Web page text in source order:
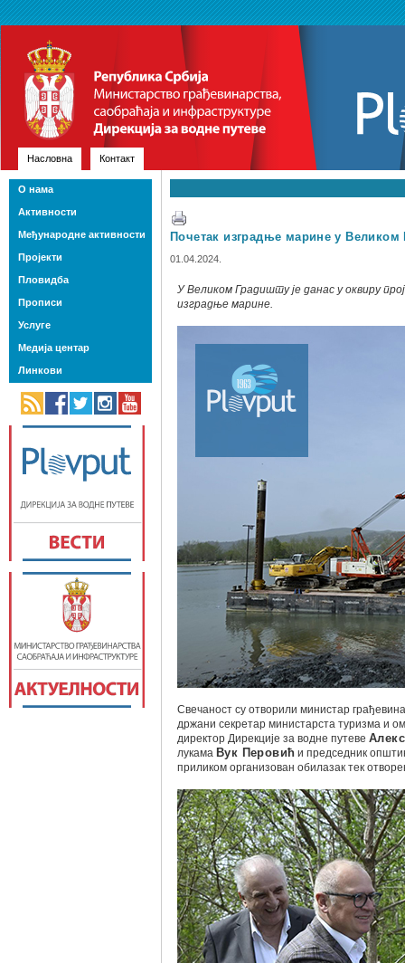
Насловна Контакт
Почетак изградње марине у Великом
01.04.2024.
У Великом Градишту је данас у оквиру
изградње марине.
Свечаност су отворили министар
држани секретар министарста туризма и
директор Дирекције за водне путеве
лукама Вук Перовић и председник
приликом организован обилазак тек
О нама
Активности
Међународне активности
Пројекти
Пловидба
Прописи
Услуге
Медија центар
Линкови